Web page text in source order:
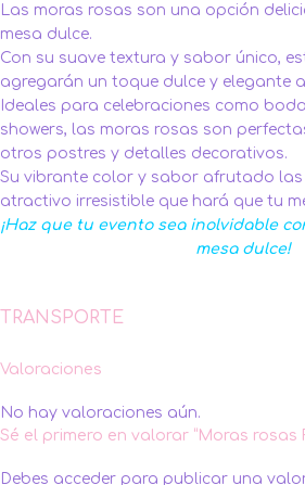
Las moras rosas son una opción
mesa dulce.
Con su suave textura y sabor único,
agregarán un toque dulce y elegante
Ideales para celebraciones como
showers, las moras rosas son
otros postres y detalles decorativos.
Su vibrante color y sabor afrutado las
atractivo irresistible que hará que tu
¡Haz que tu evento sea inolvidable
mesa dulce!
TRANSPORTE
Valoraciones
No hay valoraciones aún.
Sé el primero en valorar “Moras rosas
Debes acceder para publicar una